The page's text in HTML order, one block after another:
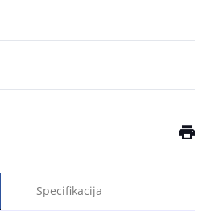
Specifikacija